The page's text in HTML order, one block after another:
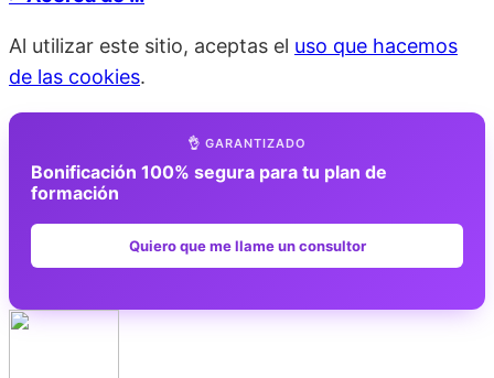
Al utilizar este sitio, aceptas el uso que hacemos
de las cookies.
👌 GARANTIZADO
Bonificación 100% segura para tu plan de
formación
Quiero que me llame un consultor